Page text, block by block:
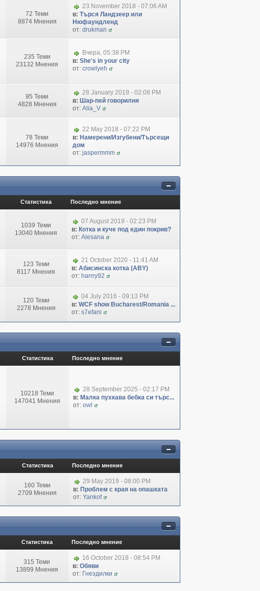
72 Теми
8874 Мнения
23 November 2018 - 07:06 AM
в: Търся Ландзеер или
Нюфаундленд
от: drukman
235 Теми
23132 Мнения
Вчера, 05:38 PM
в: She's in your city
от: crowlyeh
95 Теми
4828 Мнения
28 January 2019 - 02:08 PM
в: Шар-пей говорилня
от: Alia_V
78 Теми
14976 Мнения
22 May 2018 - 07:22 PM
в: Намерени/Изгубени/Търсещи
дом
от: jaspermmm
Статистика Последно мнение
1039 Теми
13040 Мнения
07 August 2019 - 02:23 PM
в: Котка и куче под един покрив?
от: Alesana
123 Теми
8117 Мнения
21 October 2020 - 11:41 AM
в: Абисинска котка (ABY)
от: harrry92
120 Теми
2278 Мнения
04 July 2016 - 09:13 PM
в: WCF show Bucharest/Romania ...
от: s7efani
Статистика Последно мнение
10218 Теми
147041 Мнения
28 September 2025 - 02:17 PM
в: Малка пухкава бебка си търс...
от: owl
Статистика Последно мнение
160 Теми
2709 Мнения
29 May 2019 - 08:00 PM
в: Проблем с края на опашката
от: Yankof
Статистика Последно мнение
315 Теми
13899 Мнения
16 October 2018 - 08:54 PM
в: Обяви
от: Гнездилки